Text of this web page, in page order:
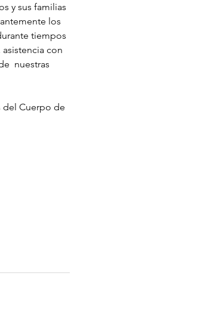
y sus familias
los
tiempos
con
nuestras
del Cuerpo de